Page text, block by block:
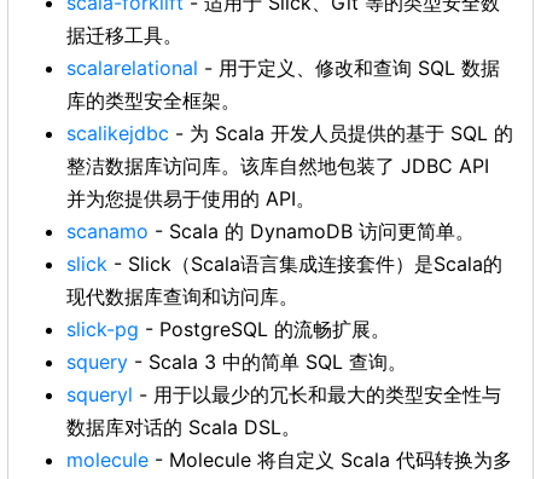
据迁移工具。
scalarelational - 用于定义、修改和查询 SQL 数据
库的类型安全框架。
scalikejdbc - 为 Scala 开发人员提供的基于 SQL 的
整洁数据库访问库。该库自然地包装了 JDBC API
并为您提供易于使用的 API。
scanamo - Scala 的 DynamoDB 访问更简单。
slick - Slick（Scala语言集成连接套件）是Scala的
现代数据库查询和访问库。
slick-pg - PostgreSQL 的流畅扩展。
squery - Scala 3 中的简单 SQL 查询。
squeryl - 用于以最少的冗长和最大的类型安全性与
数据库对话的 Scala DSL。
molecule - Molecule 将自定义 Scala 代码转换为多